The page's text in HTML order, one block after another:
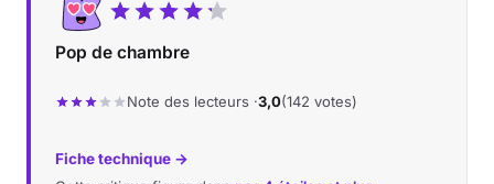
Pop de chambre
Note des lecteurs ·3,0(142 votes)
Fiche technique →